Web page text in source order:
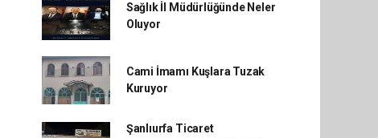
Sağlık İl Müdürlüğünde Neler
Oluyor
Cami İmamı Kuşlara Tuzak
Kuruyor
Şanlıurfa Ticaret